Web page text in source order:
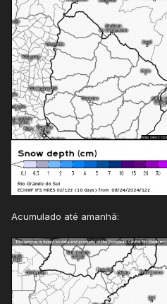
Acumulado até amanhã: